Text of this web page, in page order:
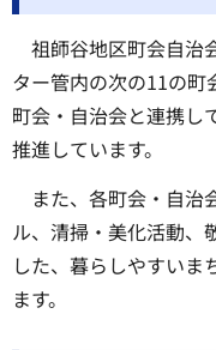
祖師谷地区町会自治
ター管内の次の11の
町会・自治会と連携し
推進しています。
また、各町会・自治
ル、清掃・美化活動、
した、暮らしやすいま
ます。